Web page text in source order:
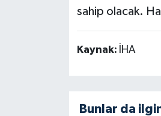
sahip olacak.
Kaynak: İHA
Bunlar da